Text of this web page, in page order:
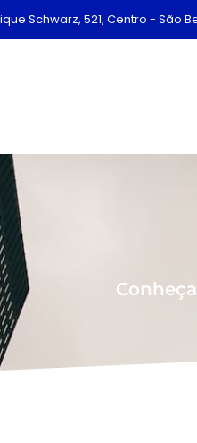
Schwarz, 521, Centro - São